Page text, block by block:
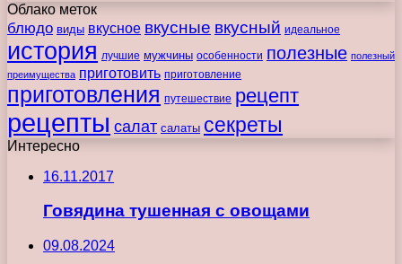
Облако меток
блюдо виды вкусное вкусные вкусный идеальное
история лучшие мужчины особенности полезные полезный
преимущества приготовить приготовление
приготовления путешествие рецепт
рецепты салат салаты секреты
Интересно
16.11.2017
Говядина тушенная с овощами
09.08.2024